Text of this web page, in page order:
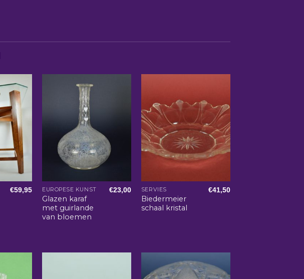
€59,95 EUROPESE KUNST
Glazen karaf
met guirlande
van bloemen
€23,00 SERVIES
Biedermeier
schaal kristal
€41,50